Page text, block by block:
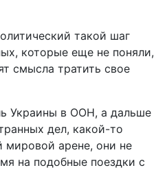
такой шаг
которые еще не поняли,
смысла тратить свое
Украины в ООН, а дальше
дел, какой-то
мировой арене, они не
на подобные поездки с